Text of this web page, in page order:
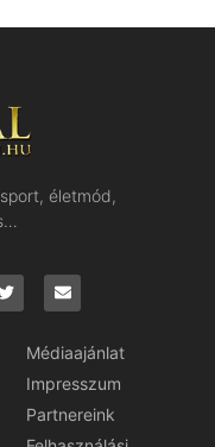
életmód,
Médiaajánlat
Impresszum
Partnereink